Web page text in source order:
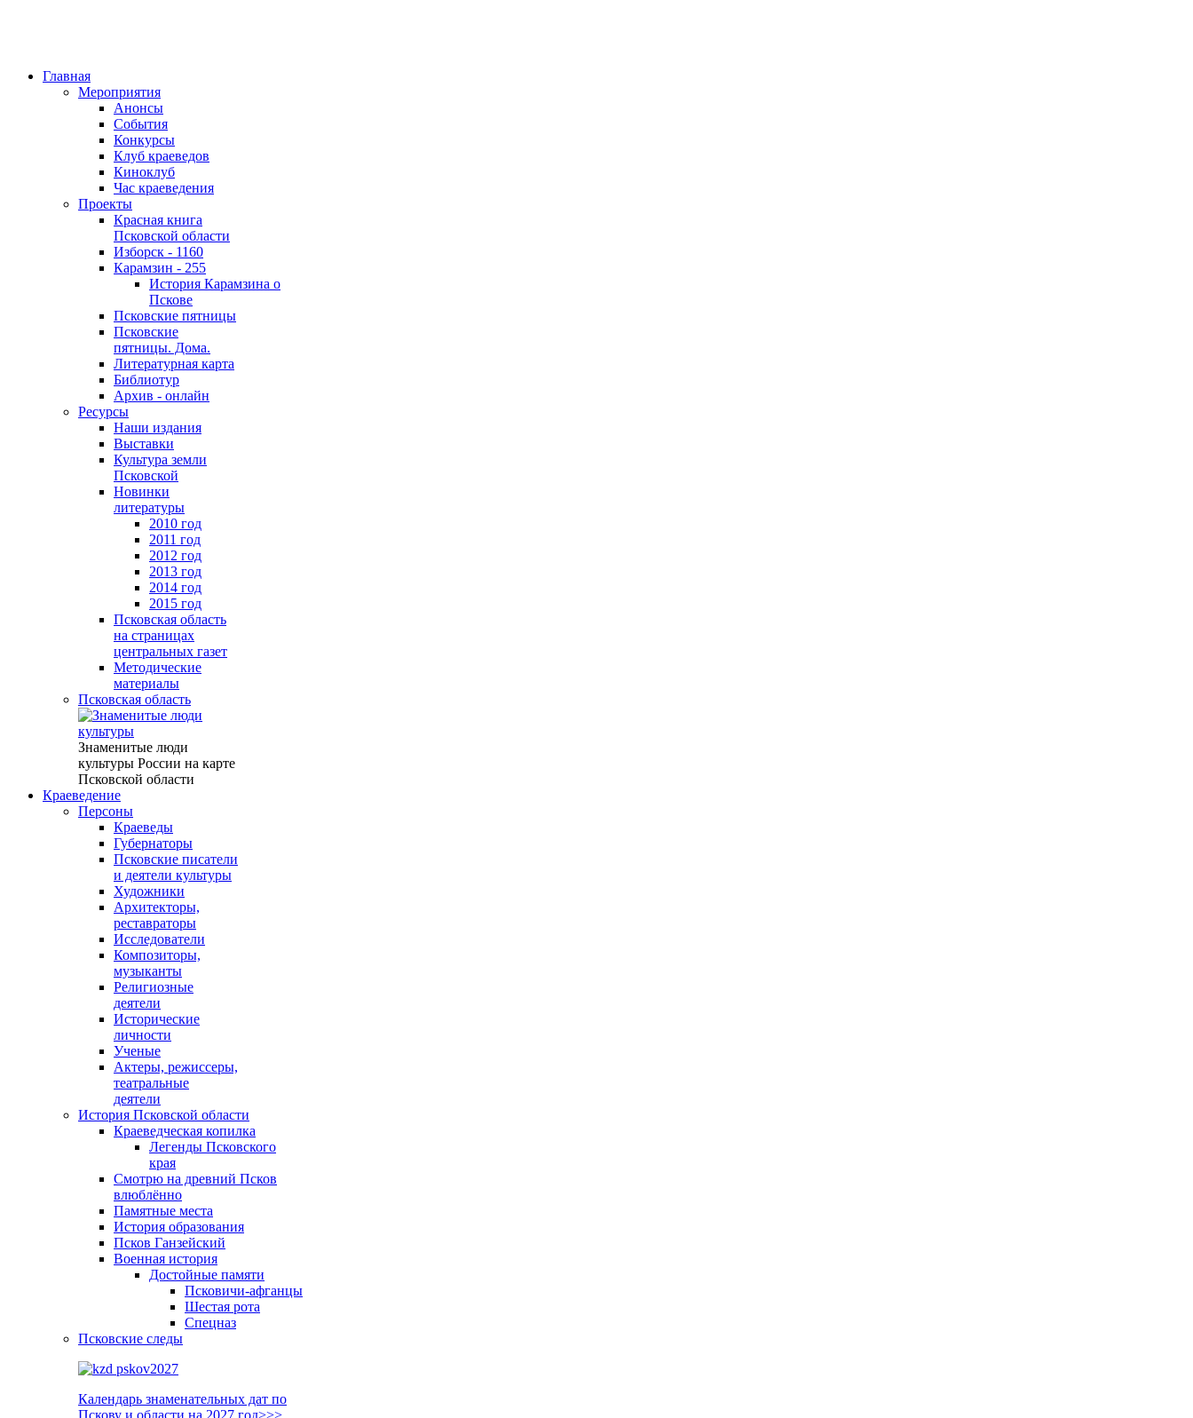
Главная
Мероприятия
Анонсы
События
Конкурсы
Клуб краеведов
Киноклуб
Час краеведения
Проекты
Красная книга
Псковской области
Изборск - 1160
Карамзин - 255
История Карамзина о
Пскове
Псковские пятницы
Псковские
пятницы. Дома.
Литературная карта
Библиотур
Архив - онлайн
Ресурсы
Наши издания
Выставки
Культура земли
Псковской
Новинки
литературы
2010 год
2011 год
2012 год
2013 год
2014 год
2015 год
Псковская область
на страницах
центральных газет
Методические
материалы
Псковская область
Знаменитые люди
культуры России на карте
Псковской области
Краеведение
Персоны
Краеведы
Губернаторы
Псковские писатели
и деятели культуры
Художники
Архитекторы,
реставраторы
Исследователи
Композиторы,
музыканты
Религиозные
деятели
Исторические
личности
Ученые
Актеры, режиссеры,
театральные
деятели
История Псковской области
Краеведческая копилка
Легенды Псковского
края
Смотрю на древний Псков
влюблённо
Памятные места
История образования
Псков Ганзейский
Военная история
Достойные памяти
Псковичи-афганцы
Шестая рота
Спецназ
Псковские следы
Календарь знаменательных дат по
Пскову и области на 2027 год>>>